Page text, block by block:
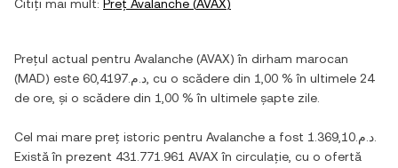
Citiți mai mult: Preț Avalanche (AVAX)
Prețul actual pentru Avalanche (AVAX) în dirham marocan
(MAD) este د.م.60,4197 , cu o scădere din 1,00 % în ultimele 24
de ore, și o scădere din 1,00 % în ultimele șapte zile.
Cel mai mare preț istoric pentru Avalanche a fost د.م.1.369,10
Există în prezent 431.771.961 AVAX în circulație, cu o ofertă